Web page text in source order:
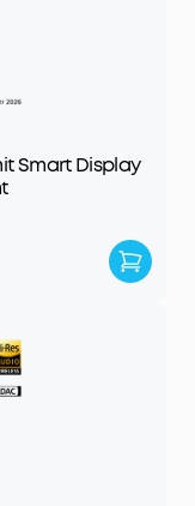
Smart Display